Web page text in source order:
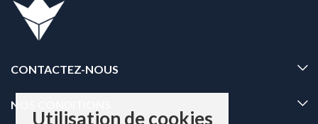
CONTACTEZ-NOUS
NOS CONDITIONS
Utilisation de cookies